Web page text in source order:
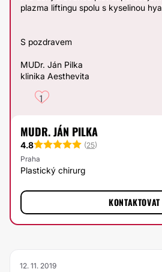
plazma liftingu spolu s kyselinou
S pozdravem
MUDr. Ján Pilka
klinika Aesthevita
1
MUDR. JÁN PILKA
4.8 (25)
Praha
Plastický chirurg
KONTAKTOVAT
12. 11. 2019